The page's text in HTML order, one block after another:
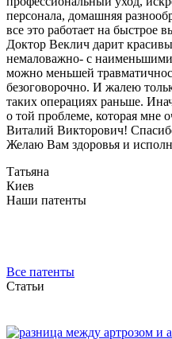
персонала, домашняя
все это работает на быстрое
Доктор Веклич дарит
немаловажно- с
можно меньшей
безоговорочно. И жалею
таких операциях раньше.
о той проблеме, которая мне
Виталий Викторович!
Желаю Вам здоровья и
Татьяна
Киев
Наши патенты
Все патенты
Статьи